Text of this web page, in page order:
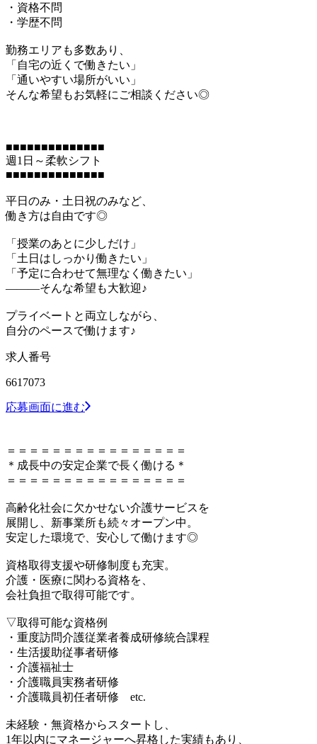
・資格不問
・学歴不問
勤務エリアも多数あり、
「自宅の近くで働きたい」
「通いやすい場所がいい」
そんな希望もお気軽にご相談ください◎
■■■■■■■■■■■■■■
週1日～柔軟シフト
■■■■■■■■■■■■■■
平日のみ・土日祝のみなど、
働き方は自由です◎
「授業のあとに少しだけ」
「土日はしっかり働きたい」
「予定に合わせて無理なく働きたい」
―――そんな希望も大歓迎♪
プライベートと両立しながら、
自分のペースで働けます♪
求人番号
6617073
応募画面に進む
＝＝＝＝＝＝＝＝＝＝＝＝＝＝＝＝
＊成長中の安定企業で長く働ける＊
＝＝＝＝＝＝＝＝＝＝＝＝＝＝＝＝
高齢化社会に欠かせない介護サービスを
展開し、新事業所も続々オープン中。
安定した環境で、安心して働けます◎
資格取得支援や研修制度も充実。
介護・医療に関わる資格を、
会社負担で取得可能です。
▽取得可能な資格例
・重度訪問介護従業者養成研修統合課程
・生活援助従事者研修
・介護福祉士
・介護職員実務者研修
・介護職員初任者研修 etc.
未経験・無資格からスタートし、
1年以内にマネージャーへ昇格した実績もあり、